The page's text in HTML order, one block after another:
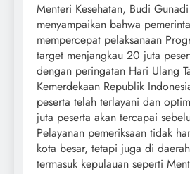
Menteri Kesehatan, Budi
menyampaikan bahwa
mempercepat pelaksanaan
target menjangkau 20 juta
dengan peringatan Hari Ulang
Kemerdekaan Republik
peserta telah terlayani dan
juta peserta akan tercapai
Pelayanan pemeriksaan tidak
kota besar, tetapi juga di
termasuk kepulauan seperti